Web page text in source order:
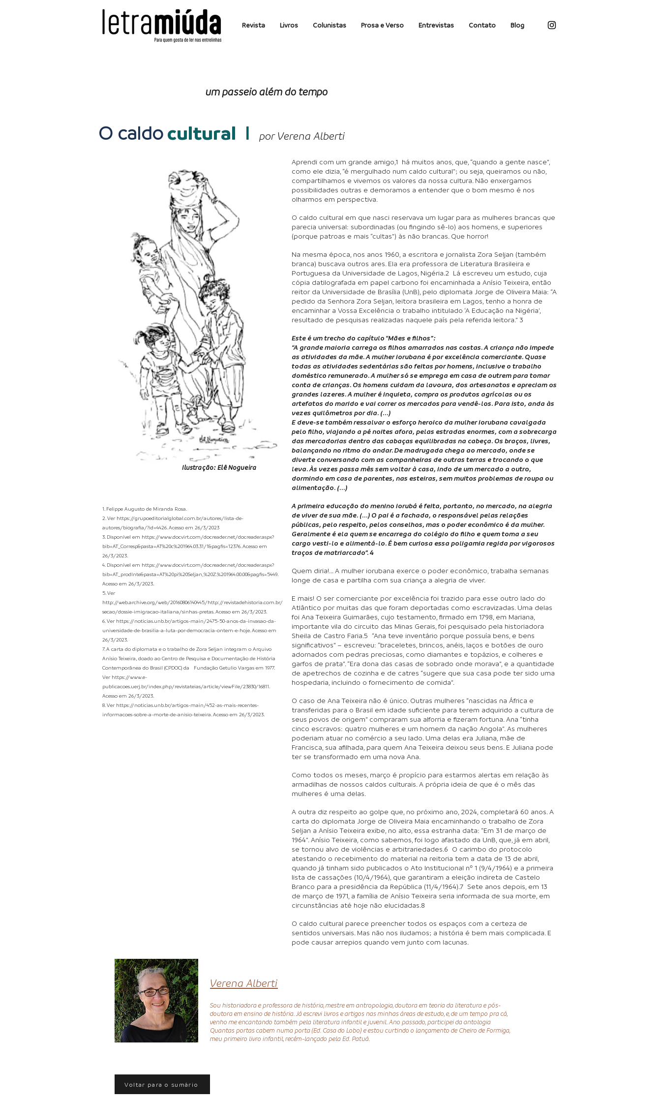
Revista Livros Colunistas Prosa e Verso Entrevistas Contato Blog
um passeio além do tempo
O caldocultural I por Verena Alberti
Aprendi com um grande amigo,1 há muitos anos, que, “quando a gente nasce”,
como ele dizia, “é mergulhado num caldo cultural”; ou seja, queiramos ou não,
compartilhamos e vivemos os valores da nossa cultura. Não enxergamos
possibilidades outras e demoramos a entender que o bom mesmo é nos
olharmos em perspectiva.
O caldo cultural em que nasci reservava um lugar para as mulheres brancas que
parecia universal: subordinadas (ou fingindo sê-lo) aos homens, e superiores
(porque patroas e mais “cultas”) às não brancas. Que horror!
Na mesma época, nos anos 1960, a escritora e jornalista Zora Seljan (também
branca) buscava outros ares. Ela era professora de Literatura Brasileira e
Portuguesa da Universidade de Lagos, Nigéria.2 Lá escreveu um estudo, cuja
cópia datilografada em papel carbono foi encaminhada a Anísio Teixeira, então
reitor da Universidade de Brasília (UnB), pelo diplomata Jorge de Oliveira Maia: “A
pedido da Senhora Zora Seljan, leitora brasileira em Lagos, tenho a honra de
encaminhar a Vossa Excelência o trabalho intitulado ‘A Educação na Nigéria’,
resultado de pesquisas realizadas naquele país pela referida leitora.” 3
Este é um trecho do capítulo “Mães e filhos”:
“A grande maioria carrega os filhos amarrados nas costas. A criança não impede
as atividades da mãe. A mulher iorubana é por excelência comerciante. Quase
todas as atividades sedentárias são feitas por homens, inclusive o trabalho
doméstico remunerado. A mulher só se emprega em casa de outrem para tomar
conta de crianças. Os homens cuidam da lavoura, dos artesanatos e apreciam os
grandes lazeres. A mulher é inquieta, compra os produtos agrícolas ou os
artefatos do marido e vai correr os mercados para vendê-los. Para isto, anda às
vezes quilômetros por dia. (...)
E deve-se também ressalvar o esforço heroico da mulher iorubana cavalgada
pelo filho, viajando a pé noites afora, pelas estradas enormes, com a sobrecarga
das mercadorias dentro das cabaças equilibradas na cabeça. Os braços, livres,
balançando no ritmo do andar. De madrugada chega ao mercado, onde se
diverte conversando com as companheiras de outras terras e trocando o que
leva. Às vezes passa mês sem voltar à casa, indo de um mercado a outro,
dormindo em casa de parentes, nas esteiras, sem muitos problemas de roupa ou
alimentação. (...)
A primeira educação do menino iorubá é feita, portanto, no mercado, na alegria
de viver de sua mãe. (...) O pai é a fachada, o responsável pelas relações
públicas, pelo respeito, pelos conselhos, mas o poder econômico é da mulher.
Geralmente é ela quem se encarrega do colégio do filho e quem toma a seu
cargo vesti-lo e alimentá-lo. É bem curiosa essa poligamia regida por vigorosos
traços de matriarcado”. 4
Quem diria!... A mulher iorubana exerce o poder econômico, trabalha semanas
longe de casa e partilha com sua criança a alegria de viver.
E mais! O ser comerciante por excelência foi trazido para esse outro lado do
Atlântico por muitas das que foram deportadas como escravizadas. Uma delas
foi Ana Teixeira Guimarães, cujo testamento, firmado em 1798, em Mariana,
importante vila do circuito das Minas Gerais, foi pesquisado pela historiadora
Sheila de Castro Faria.5 “Ana teve inventário porque possuía bens, e bens
significativos” – escreveu: “braceletes, brincos, anéis, laços e botões de ouro
adornados com pedras preciosas, como diamantes e topázios, e colheres e
garfos de prata”. “Era dona das casas de sobrado onde morava”, e a quantidade
de apetrechos de cozinha e de catres “sugere que sua casa pode ter sido uma
hospedaria, incluindo o fornecimento de comida”.
O caso de Ana Teixeira não é único. Outras mulheres “nascidas na África e
transferidas para o Brasil em idade suficiente para terem adquirido a cultura de
seus povos de origem” compraram sua alforria e fizeram fortuna. Ana “tinha
cinco escravos: quatro mulheres e um homem da nação Angola”. As mulheres
poderiam atuar no comércio a seu lado. Uma delas era Juliana, mãe de
Francisca, sua afilhada, para quem Ana Teixeira deixou seus bens. E Juliana pode
ter se transformado em uma nova Ana.
Como todos os meses, março é propício para estarmos alertas em relação às
armadilhas de nossos caldos culturais. A própria ideia de que é o mês das
mulheres é uma delas.
A outra diz respeito ao golpe que, no próximo ano, 2024, completará 60 anos. A
carta do diplomata Jorge de Oliveira Maia encaminhando o trabalho de Zora
Seljan a Anísio Teixeira exibe, no alto, essa estranha data: “Em 31 de março de
1964”. Anísio Teixeira, como sabemos, foi logo afastado da UnB, que, já em abril,
se tornou alvo de violências e arbitrariedades.6 O carimbo do protocolo
atestando o recebimento do material na reitoria tem a data de 13 de abril,
quando já tinham sido publicados o Ato Institucional nº 1 (9/4/1964) e a primeira
lista de cassações (10/4/1964), que garantiram a eleição indireta de Castelo
Branco para a presidência da República (11/4/1964).7 Sete anos depois, em 13
de março de 1971, a família de Anísio Teixeira seria informada de sua morte, em
circunstâncias até hoje não elucidadas.8
O caldo cultural parece preencher todos os espaços com a certeza de
sentidos universais. Mas não nos iludamos; a história é bem mais complicada. E
pode causar arrepios quando vem junto com lacunas.
1. Felippe Augusto de Miranda Rosa.
2. Ver https://grupoeditorialglobal.com.br/autores/lista-de-
autores/biografia/?id=4426.Acesso em 26/3/2023
3. Disponível em https://www.docvirt.com/docreader.net/docreader.aspx?
bib=AT_Corresp&pasta=AT%20c%201964.03.31/1&pagfis=12376. Acesso em
26/3/2023.
4. Disponível em https://www.docvirt.com/docreader.net/docreader.aspx?
bib=AT_prodInte&pasta=AT%20pi%20Seljan,%20Z.%201964.00.00&pagfis=5449.
Acesso em 26/3/2023.
5. Ver
http://web.archive.org/web/20160806140445/http://revistadehistoria.com.br/
secao/dossie-imigracao-italiana/sinhas-pretas. Acesso em 26/3/2023.
6. Ver https://noticias.unb.br/artigos-main/2475-50-anos-da-invasao-da-
universidade-de-brasilia-a-luta-por-democracia-ontem-e-hoje. Acesso em
26/3/2023.
7. A carta do diplomata e o trabalho de Zora Seljan integram o Arquivo
Anísio Teixeira, doado ao Centro de Pesquisa e Documentação de História
Contemporânea do Brasil (CPDOC) da Fundação Getulio Vargas em 1977.
Ver https://www.e-
publicacoes.uerj.br/index.php/revistateias/article/viewFile/23830/16811.
Acesso em 26/3/2023.
8. Ver https://noticias.unb.br/artigos-main/452-as-mais-recentes-
informacoes-sobre-a-morte-de-anisio-teixeira. Acesso em 26/3/2023.
Ilustração: Elê Nogueira
Verena Alberti
Sou historiadora e professora de história, mestre em antropologia, doutora em teoria da literatura e pós-
doutora em ensino de história. Já escrevi livros e artigos nas minhas áreas de estudo, e, de um tempo pra cá,
venho me encantando também pela literatura infantil e juvenil. Ano passado, participei da antologia
Quantas portas cabem numa porta (Ed. Casa do Lobo) e estou curtindo o lançamento de Cheiro de Formiga,
meu primeiro livro infantil, recém-lançado pela Ed. Patuá.
Voltar para o sumário